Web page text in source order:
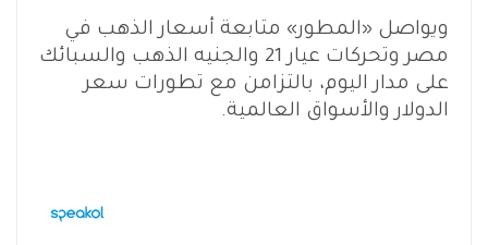
ويواصل «المطور» متابعة أسعار الذهب في
مصر وتحركات عيار 21 والجنيه الذهب والسبائك
على مدار اليوم، بالتزامن مع تطورات سعر
الدولار والأسواق العالمية.